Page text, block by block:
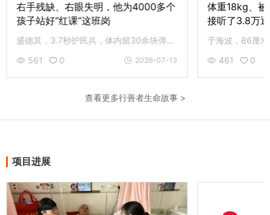
右手残缺、右眼失明，他为4000多个
孩子站好“红课”这班岗
盛德其，3.7秒护民兵，体内留30余块弹片。单手魔方创新红课，累计影响超4000人次。83岁伤病缠身仍上岗志愿服务。致敬盛嗲，和先锋老党员同行，您的援手是最好回应。
561
0 2026-07-13
体重18kg、被
接听了3.8万
461 0
查看更多行善者生命故事 >
项目进展